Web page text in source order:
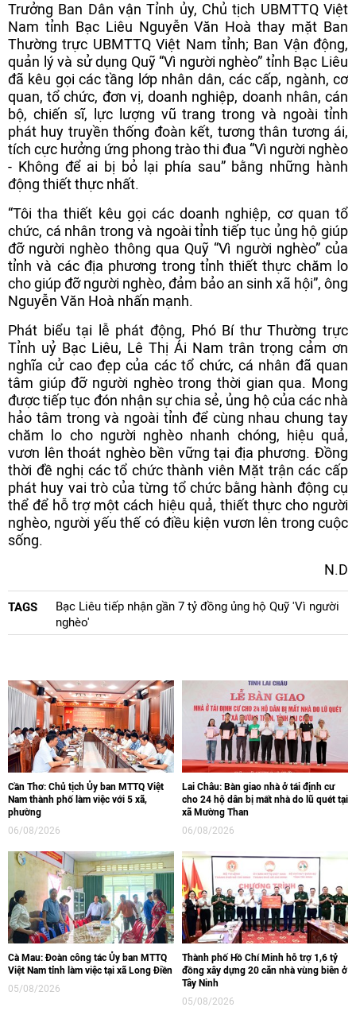
Trưởng Ban Dân vận Tỉnh ủy, Chủ tịch UBMTTQ Việt
Nam tỉnh Bạc Liêu Nguyễn Văn Hoà thay mặt Ban
Thường trực UBMTTQ Việt Nam tỉnh; Ban Vận động,
quản lý và sử dụng Quỹ “Vì người nghèo” tỉnh Bạc Liêu
đã kêu gọi các tầng lớp nhân dân, các cấp, ngành, cơ
quan, tổ chức, đơn vị, doanh nghiệp, doanh nhân, cán
bộ, chiến sĩ, lực lượng vũ trang trong và ngoài tỉnh
phát huy truyền thống đoàn kết, tương thân tương ái,
tích cực hưởng ứng phong trào thi đua “Vì người nghèo
- Không để ai bị bỏ lại phía sau” bằng những hành
động thiết thực nhất.
“Tôi tha thiết kêu gọi các doanh nghiệp, cơ quan tổ
chức, cá nhân trong và ngoài tỉnh tiếp tục ủng hộ giúp
đỡ người nghèo thông qua Quỹ “Vì người nghèo” của
tỉnh và các địa phương trong tỉnh thiết thực chăm lo
cho giúp đỡ người nghèo, đảm bảo an sinh xã hội”, ông
Nguyễn Văn Hoà nhấn mạnh.
Phát biểu tại lễ phát động, Phó Bí thư Thường trực
Tỉnh uỷ Bạc Liêu, Lê Thị Ái Nam trân trọng cảm ơn
nghĩa cử cao đẹp của các tổ chức, cá nhân đã quan
tâm giúp đỡ người nghèo trong thời gian qua. Mong
được tiếp tục đón nhận sự chia sẻ, ủng hộ của các nhà
hảo tâm trong và ngoài tỉnh để cùng nhau chung tay
chăm lo cho người nghèo nhanh chóng, hiệu quả,
vươn lên thoát nghèo bền vững tại địa phương. Đồng
thời đề nghị các tổ chức thành viên Mặt trận các cấp
phát huy vai trò của từng tổ chức bằng hành động cụ
thể để hỗ trợ một cách hiệu quả, thiết thực cho người
nghèo, người yếu thế có điều kiện vươn lên trong cuộc
sống.
N.D
TAGS
Bạc Liêu tiếp nhận gần 7 tỷ đồng ủng hộ Quỹ 'Vì người
nghèo'
Cần Thơ: Chủ tịch Ủy ban MTTQ Việt
Nam thành phố làm việc với 5 xã,
phường
06/08/2026
Lai Châu: Bàn giao nhà ở tái định cư
cho 24 hộ dân bị mất nhà do lũ quét tại
xã Mường Than
06/08/2026
Cà Mau: Đoàn công tác Ủy ban MTTQ
Việt Nam tỉnh làm việc tại xã Long Điền
05/08/2026
Thành phố Hồ Chí Minh hỗ trợ 1,6 tỷ
đồng xây dựng 20 căn nhà vùng biên ở
Tây Ninh
05/08/2026